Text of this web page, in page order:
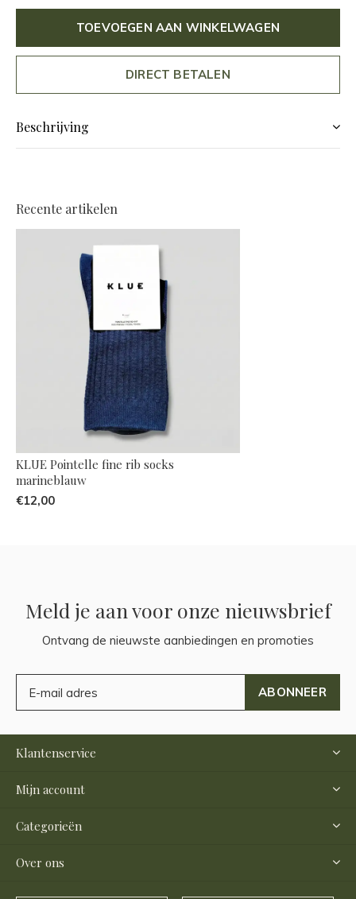
TOEVOEGEN AAN WINKELWAGEN
DIRECT BETALEN
Beschrijving
Recente artikelen
KLUE Pointelle fine rib socks
marineblauw
€12,00
Meld je aan voor onze nieuwsbrief
Ontvang de nieuwste aanbiedingen en promoties
ABONNEER
Klantenservice
Mijn account
Categorieën
Over ons